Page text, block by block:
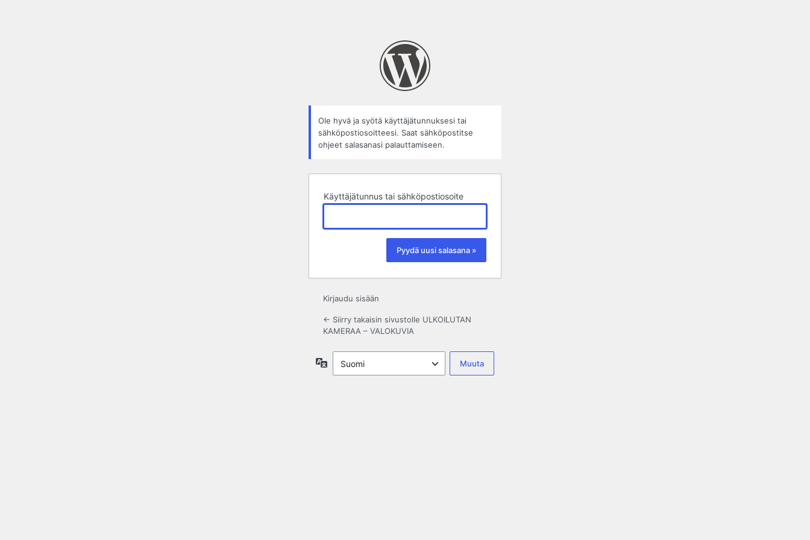
Ole hyvä ja syötä käyttäjätunnuksesi tai
sähköpostiosoitteesi. Saat sähköpostitse
ohjeet salasanasi palauttamiseen.
Käyttäjätunnus tai sähköpostiosoite
Kirjaudu sisään
← Siirry takaisin sivustolle ULKOILUTAN
KAMERAA – VALOKUVIA
Kieli